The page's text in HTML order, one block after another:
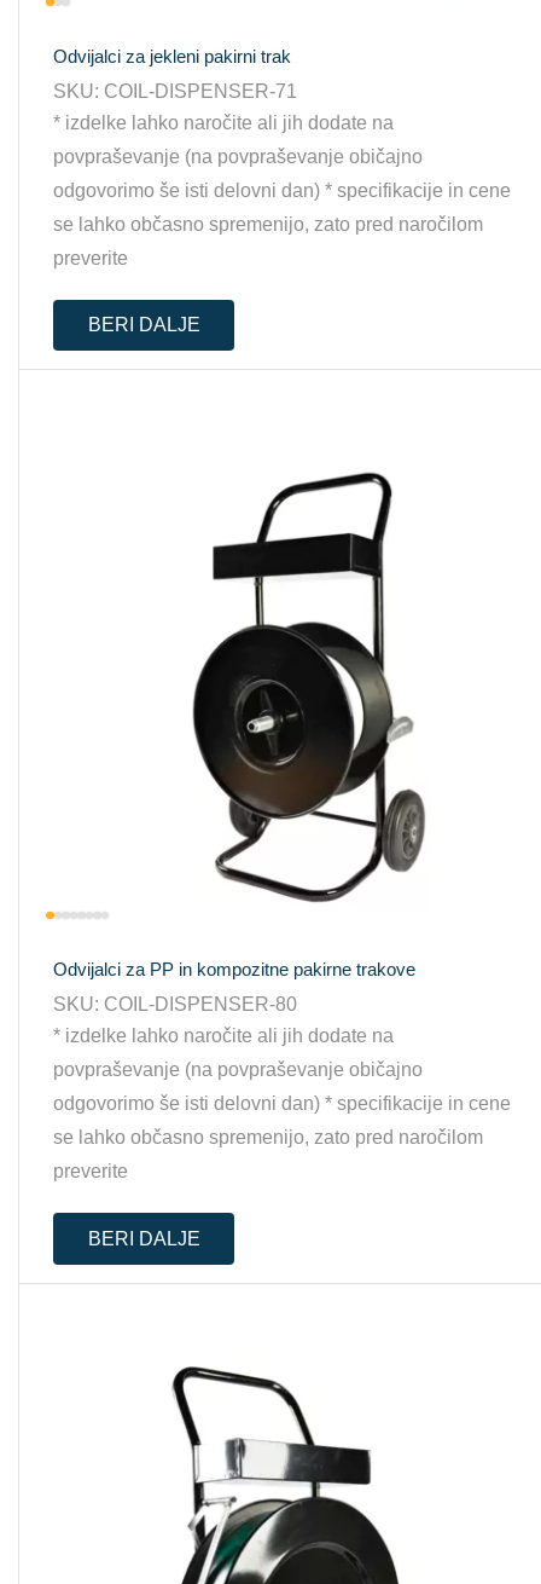
Odvijalci za jekleni pakirni trak
SKU: COIL-DISPENSER-71
* izdelke lahko naročite ali jih dodate na
povpraševanje (na povpraševanje običajno
odgovorimo še isti delovni dan) * specifikacije in cene
se lahko občasno spremenijo, zato pred naročilom
preverite
BERI DALJE
Odvijalci za PP in kompozitne pakirne trakove
SKU: COIL-DISPENSER-80
* izdelke lahko naročite ali jih dodate na
povpraševanje (na povpraševanje običajno
odgovorimo še isti delovni dan) * specifikacije in cene
se lahko občasno spremenijo, zato pred naročilom
preverite
BERI DALJE